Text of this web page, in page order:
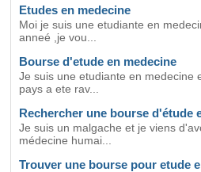
Etudes en medecine
Moi je suis une etudiante en
anneé ,je vou...
Bourse d'etude en medecine
Je suis une etudiante en medecine
pays a ete rav...
Rechercher une bourse d'étude
Je suis un malgache et je viens
médecine humai...
Trouver une bourse pour etude